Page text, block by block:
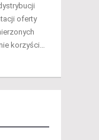
oferty
korzyści…